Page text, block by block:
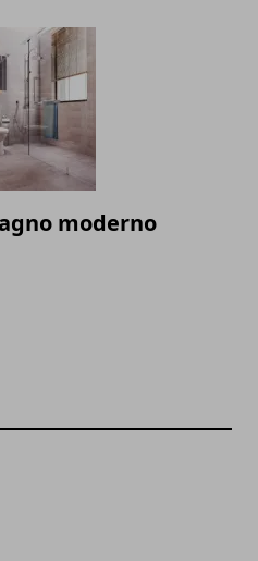
moderno